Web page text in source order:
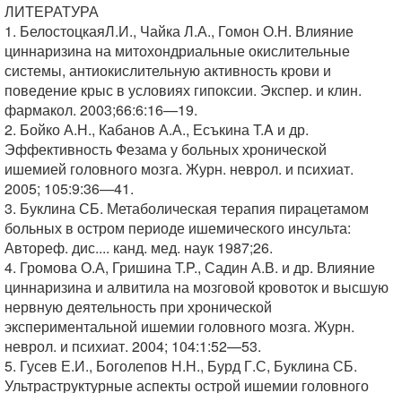
ЛИТЕРАТУРА
1. БелостоцкаяЛ.И., Чайка Л.А., Гомон О.Н. Влияние
циннаризина на митохондриальные окислительные
системы, антиокислительную активность крови и
поведение крыс в условиях гипоксии. Экспер. и клин.
фармакол. 2003;66:6:16—19.
2. Бойко А.Н., Кабанов А.А., Есъкина T.A и др.
Эффективность Фезама у больных хронической
ишемией головного мозга. Журн. неврол. и психиат.
2005; 105:9:36—41.
3. Буклина СБ. Метаболическая терапия пирацетамом
больных в остром периоде ишемического инсульта:
Автореф. дис.... канд. мед. наук 1987;26.
4. Громова О.А, Гришина T.P., Садин А.В. и др. Влияние
циннаризина и алвитила на мозговой кровоток и высшую
нервную деятельность при хронической
экспериментальной ишемии головного мозга. Журн.
неврол. и психиат. 2004; 104:1:52—53.
5. Гусев Е.И., Боголепов Н.Н., Бурд Г.С, Буклина СБ.
Ультраструктурные аспекты острой ишемии головного